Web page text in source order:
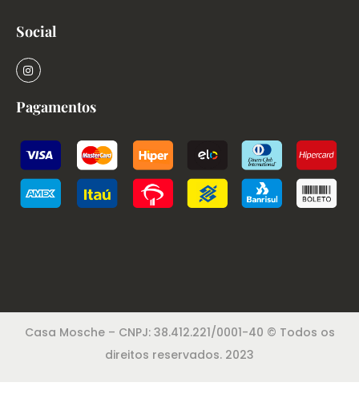
Social
Pagamentos
Casa Mosche – CNPJ: 38.412.221/0001-40 © Todos os
direitos reservados. 2023